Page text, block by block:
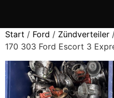
Start / Ford / Zündverteiler
170 303 Ford Escort 3